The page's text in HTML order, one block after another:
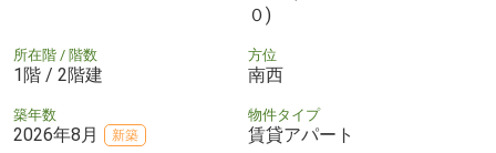
０)
所在階 / 階数
1階 / 2階建
方位
南西
築年数
2026年8月 新築
物件タイプ
賃貸アパート